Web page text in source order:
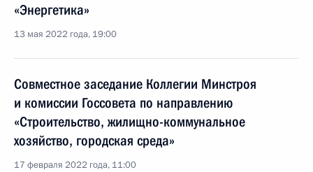
«Энергетика»
13 мая 2022 года, 19:00
Совместное заседание Коллегии Минстроя
и комиссии Госсовета по направлению
«Строительство, жилищно-коммунальное
хозяйство, городская среда»
17 февраля 2022 года, 11:00